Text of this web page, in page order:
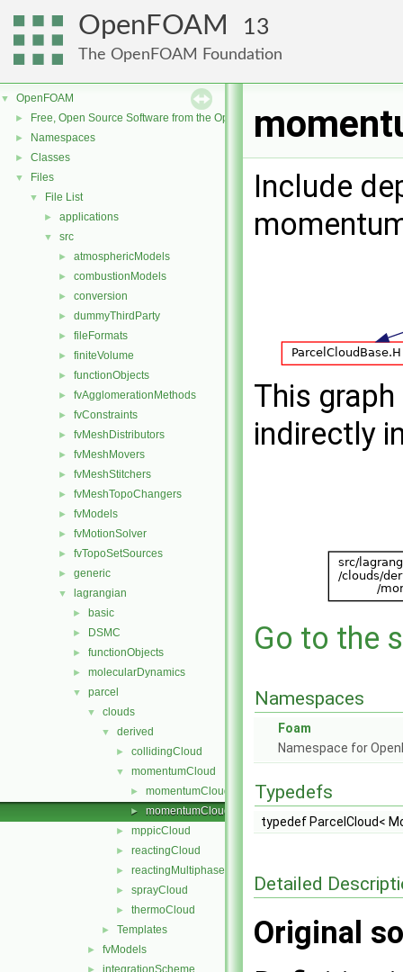
OpenFOAM 13
The OpenFOAM Foundation
▼ OpenFOAM
► Free, Open Source Software from the OpenFOAM Foundation
► Namespaces
► Classes
▼ Files
▼ File List
► applications
▼ src
► atmosphericModels
► combustionModels
► conversion
► dummyThirdParty
► fileFormats
► finiteVolume
► functionObjects
► fvAgglomerationMethods
► fvConstraints
► fvMeshDistributors
► fvMeshMovers
► fvMeshStitchers
► fvMeshTopoChangers
► fvModels
► fvMotionSolver
► fvTopoSetSources
► generic
▼ lagrangian
► basic
► DSMC
► functionObjects
► molecularDynamics
▼ parcel
▼ clouds
▼ derived
► collidingCloud
▼ momentumCloud
► momentumCloud.C
► momentumCloud.H
► mppicCloud
► reactingCloud
► reactingMultiphaseCloud
► sprayCloud
► thermoCloud
► Templates
► fvModels
integrationScheme
Include
This
indirectly
Go to the
Namespaces
Foam
Namespace for
Typedefs
typedef ParcelCloud<
Detailed
Original